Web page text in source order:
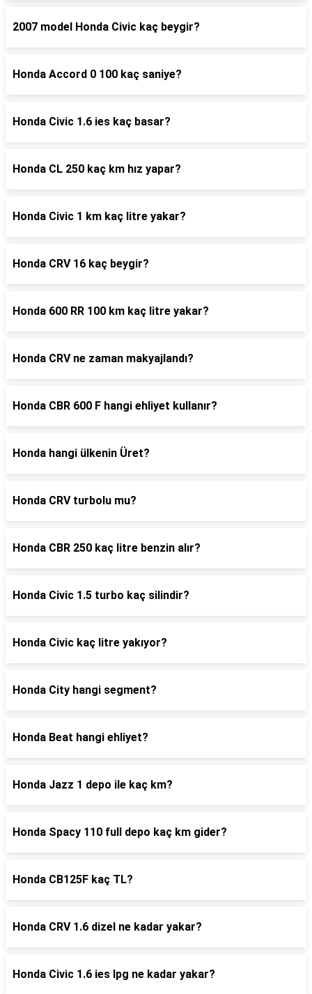
2007 model Honda Civic kaç beygir?
Honda Accord 0 100 kaç saniye?
Honda Civic 1.6 ies kaç basar?
Honda CL 250 kaç km hız yapar?
Honda Civic 1 km kaç litre yakar?
Honda CRV 16 kaç beygir?
Honda 600 RR 100 km kaç litre yakar?
Honda CRV ne zaman makyajlandı?
Honda CBR 600 F hangi ehliyet kullanır?
Honda hangi ülkenin Üret?
Honda CRV turbolu mu?
Honda CBR 250 kaç litre benzin alır?
Honda Civic 1.5 turbo kaç silindir?
Honda Civic kaç litre yakıyor?
Honda City hangi segment?
Honda Beat hangi ehliyet?
Honda Jazz 1 depo ile kaç km?
Honda Spacy 110 full depo kaç km gider?
Honda CB125F kaç TL?
Honda CRV 1.6 dizel ne kadar yakar?
Honda Civic 1.6 ies lpg ne kadar yakar?